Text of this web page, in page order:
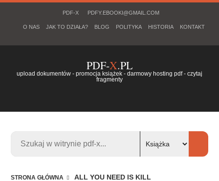
PDF-X PDFY.EBOOKI@GMAIL.COM
O NAS JAK TO DZIAŁA? BLOG POLITYKA HISTORIA KONTAKT
PDF-X.PL
upload dokumentów - promocja książek - darmowy hosting pdf - czytaj
fragmenty
STRONA GŁÓWNA ALL YOU NEED IS KILL